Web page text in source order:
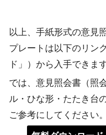
以上、手紙形式の意見
プレートは以下のリン
ド」）から入手できます
では、意見照会書（照
ル・ひな形・たたき台
ご参考にしてください。